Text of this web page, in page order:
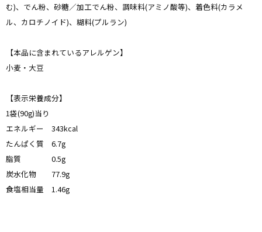
む)、でん粉、砂糖／加工でん粉、調味料(アミノ酸等)、着色料(カラメ
ル、カロチノイド)、糊料(プルラン)
【本品に含まれているアレルゲン】
小麦・大豆
【表示栄養成分】
1袋(90g)当り
エネルギー 343kcal
たんぱく質 6.7g
脂質 0.5g
炭水化物 77.9g
食塩相当量 1.46g